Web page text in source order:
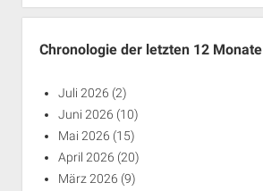
Chronologie der letzten 12 Monate
Juli 2026 (2)
Juni 2026 (10)
Mai 2026 (15)
April 2026 (20)
März 2026 (9)